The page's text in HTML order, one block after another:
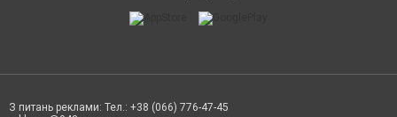
З питань реклами: Тел.: +38 (066) 776-47-45